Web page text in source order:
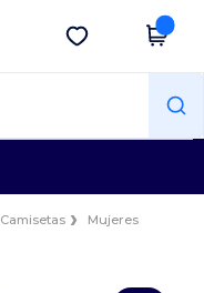
Descargar app
Camisetas
Mujeres